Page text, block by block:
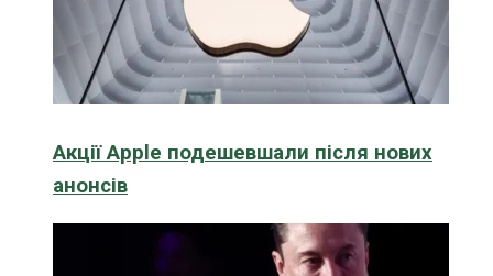
Акції Apple подешевшали після нових
анонсів